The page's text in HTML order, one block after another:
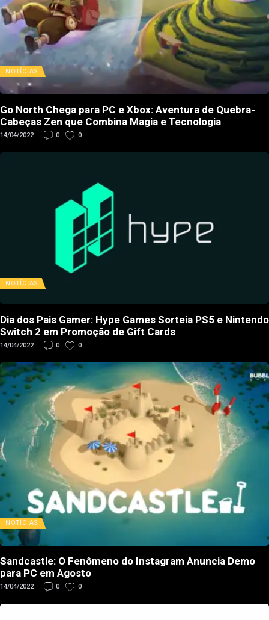
NOTÍCIAS
Go North Chega para PC e Xbox: Aventura de Quebra-
Cabeças Zen que Combina Magia e Tecnologia
14/04/2022 0 0
NOTÍCIAS
Dia dos Pais Gamer: Hype Games Sorteia PS5 e Nintendo
Switch 2 em Promoção de Gift Cards
14/04/2022 0 0
NOTÍCIAS
Sandcastle: O Fenômeno do Instagram Anuncia Demo
para PC em Agosto
14/04/2022 0 0